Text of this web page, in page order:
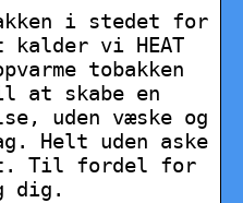
i stedet for
kalder vi HEAT
tobakken
at skabe en
uden væske og
Helt uden aske
Til fordel for
dig.